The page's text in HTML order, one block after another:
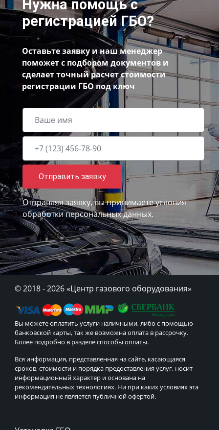
Нужна помощь с
регистрацией ГБО?
Оставьте заявку и наш менеджер
поможет с подбором документов и
сделает точный расчет стоимости
регистрации ГБО под ключ
Отправить заявку
Отправляя заявку, вы принимаетеусловия
обработки персональных данных.
© 2018 - 2026 «Центр газового оборудования»
Вы можете оплатить услуги наличными, либо с помощью
банковской карты, так же возможна оплата в рассрочку.
Более подробно в разделеспособы оплаты.
Вся информация, представленная на сайте, касающаяся
сроков, стоимости и порядка предоставления услуг, носит
информационный характер и основана на
рекомендательных технологиях. Ни при каких условиях эта
информация не является публичной офертой.